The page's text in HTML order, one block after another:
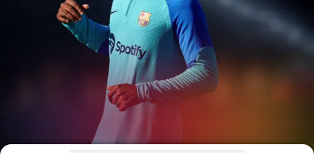
10年毎
レジェンド
label.aria.plus
プレスパス
チケット
スケジュール
PLUSICON
LABEL.ARIA.PLUS
トップチーム
label.aria.plus
スケジュール
チケット
LABEL.ARIA.PLUS
トップチーム